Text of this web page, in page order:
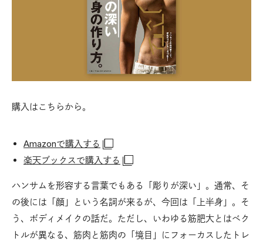
購入はこちらから。
Amazonで購入する
楽天ブックスで購入する
ハンサムを形容する言葉でもある「彫りが深い」。通常、そ
の後には「顔」という名詞が来るが、今回は「上半身」。そ
う、ボディメイクの話だ。ただし、いわゆる筋肥大とはベク
トルが異なる、筋肉と筋肉の「境目」にフォーカスしたトレ